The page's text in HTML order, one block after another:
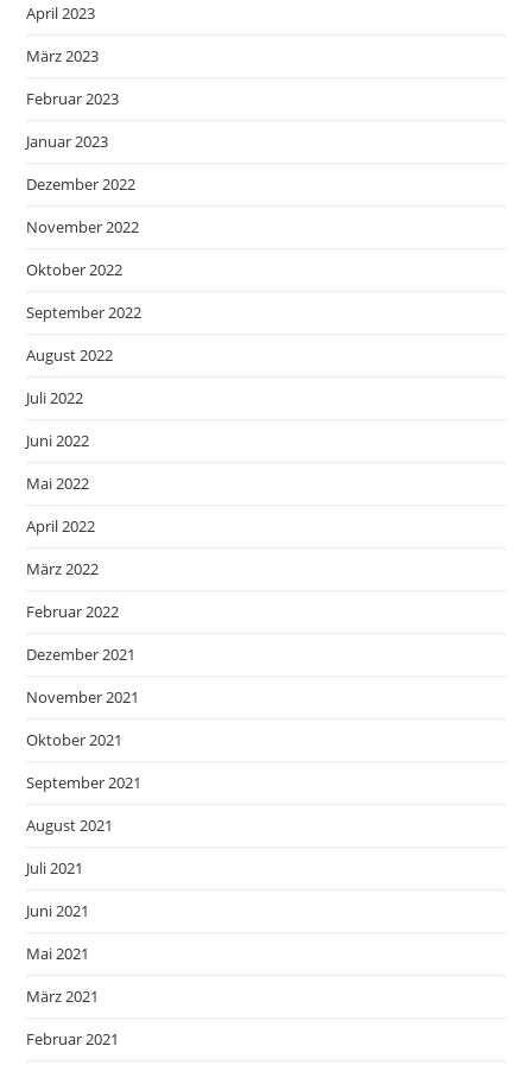
April 2023
März 2023
Februar 2023
Januar 2023
Dezember 2022
November 2022
Oktober 2022
September 2022
August 2022
Juli 2022
Juni 2022
Mai 2022
April 2022
März 2022
Februar 2022
Dezember 2021
November 2021
Oktober 2021
September 2021
August 2021
Juli 2021
Juni 2021
Mai 2021
März 2021
Februar 2021